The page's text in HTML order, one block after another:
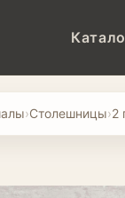
›Столешницы›2